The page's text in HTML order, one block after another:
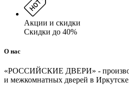
Акции и скидки
Скидки до 40%
О нас
«РОССИЙСКИЕ ДВЕРИ» -
и межкомнатных дверей в